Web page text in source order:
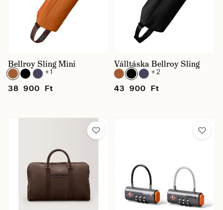
Bellroy Sling Mini
+ 1
38 900 Ft
Válltáska Bellroy Sling
+ 2
43 900 Ft